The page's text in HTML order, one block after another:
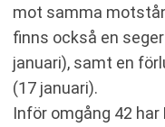
mot samma
finns också en
januari), samt en
(17 januari).
Inför omgång 42 har